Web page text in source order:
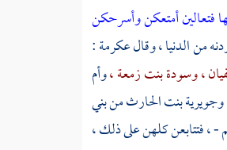
فتعالين أمتعكن وأسرحكن
من الدنيا ، وقالعكرمة :
،وسودة بنت زمعة ،وأم
وجويرية بنت الحارث من بني
- ، فتتابعن كلهن على ذلك ،